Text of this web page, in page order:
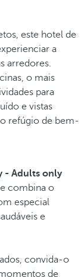
este hotel de
a
arredores.
o mais
para
e vistas
refúgio de bem-
- Adults only
combina o
especial
e
convida-o
de